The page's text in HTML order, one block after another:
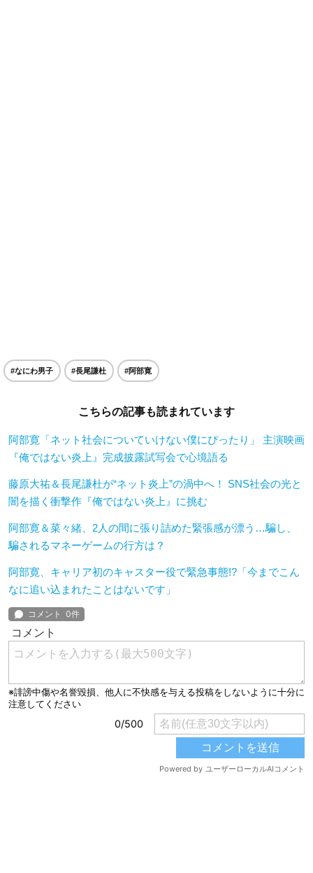
#なにわ男子 #長尾謙杜 #阿部寛
こちらの記事も読まれています
阿部寛「ネット社会についていけない僕にぴったり」 主演映画
『俺ではない炎上』完成披露試写会で心境語る
藤原大祐＆長尾謙杜が“ネット炎上”の渦中へ！ SNS社会の光と
闇を描く衝撃作『俺ではない炎上』に挑む
阿部寛＆菜々緒、2人の間に張り詰めた緊張感が漂う…騙し、
騙されるマネーゲームの行方は？
阿部寛、キャリア初のキャスター役で緊急事態!?「今までこん
なに追い込まれたことはないです」